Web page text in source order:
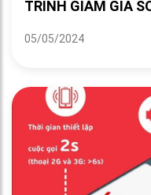
TRÌNH GIẢM GIÁ
05/05/2024